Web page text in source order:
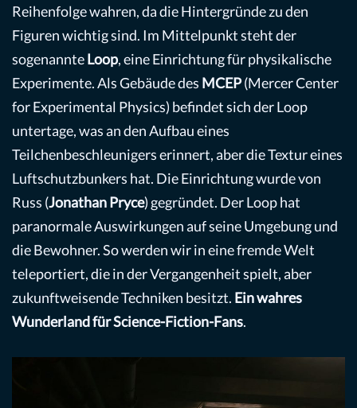
Reihenfolge wahren, da die Hintergründe zu den
Figuren wichtig sind. Im Mittelpunkt steht der
sogenannteLoop, eine Einrichtung für physikalische
Experimente. Als Gebäude des MCEP(Mercer Center
for Experimental Physics) befindet sich der Loop
untertage, was an den Aufbau eines
Teilchenbeschleunigers erinnert, aber die Textur eines
Luftschutzbunkers hat. Die Einrichtung wurde von
Russ (Jonathan Pryce) gegründet. Der Loop hat
paranormale Auswirkungen auf seine Umgebung und
die Bewohner. So werden wir in eine fremde Welt
teleportiert, die in der Vergangenheit spielt, aber
zukunftweisende Techniken besitzt. Ein wahres
Wunderland für Science-Fiction-Fans.